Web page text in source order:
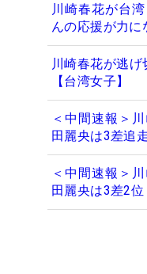
川崎春花が台
んの応援が力に
川崎春花が逃
【台湾女子】
＜中間速報＞
田麗央は3差追
＜中間速報＞
田麗央は3差2位